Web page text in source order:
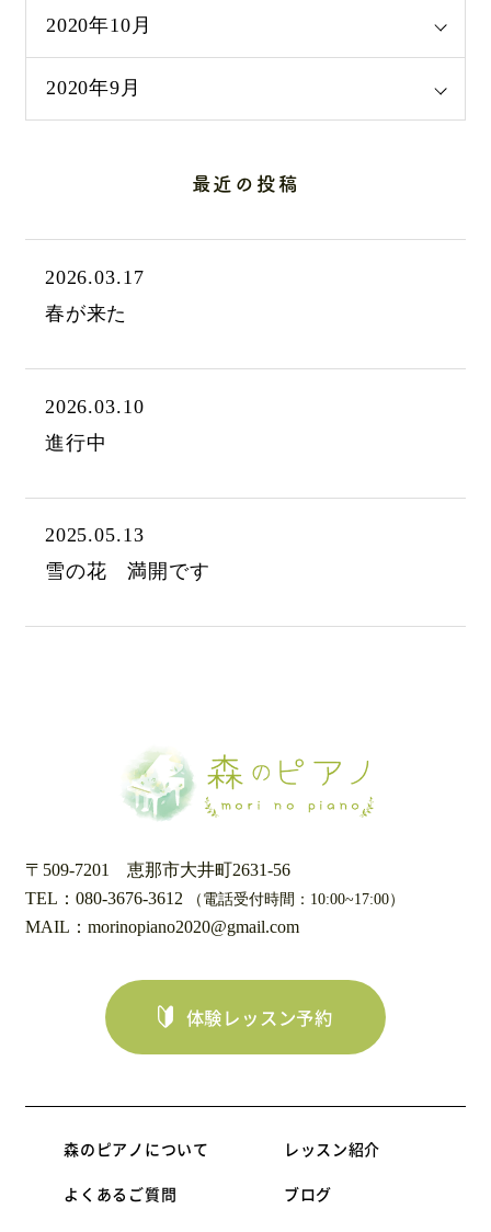
2020年10月
2020年9月
最近の投稿
2026.03.17
春が来た
2026.03.10
進行中
2025.05.13
雪の花 満開です
〒509-7201恵那市大井町2631-56
TEL：080-3676-3612
（電話受付時間：10:00~17:00）
MAIL：morinopiano2020@gmail.com
体験レッスン予約
森のピアノについて レッスン紹介
よくあるご質問 ブログ